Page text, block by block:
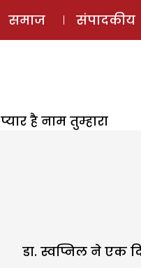
समाज संपादकीय
प्यार है नाम तुम्हारा
डा. स्वप्निल ने एक